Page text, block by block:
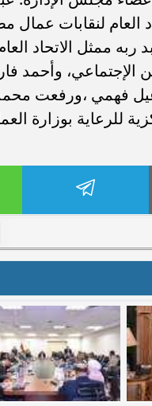
العام لنقابات
ربه ممثل الاتحاد
الإجتماعي،
فهمي ،ورفعت محمد
للرعاية بوزارة